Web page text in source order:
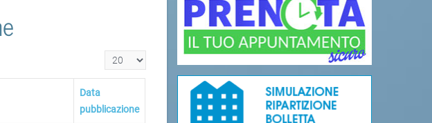
Visualizza n.
Data
pubblicazione